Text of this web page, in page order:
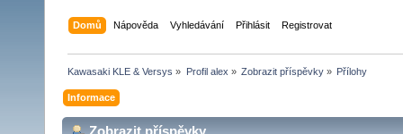
Domů Nápověda Vyhledávání Přihlásit Registrovat
Kawasaki KLE & Versys » Profil alex » Zobrazit příspěvky» Přílohy
Informace
Zobrazit příspěvky